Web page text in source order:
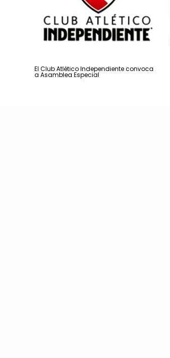
El Club Atlético Independiente convoca
a Asamblea Especial